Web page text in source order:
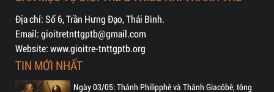
Địa chỉ: Số 6, Trần Hưng Đạo, Thái Bình.
Email: gioitretnttgptb@gmail.com
Website: www.gioitre-tnttgptb.org
TIN MỚI NHẤT
Ngày 03/05: Thánh Philipphê và Thánh Giacôbê, tông